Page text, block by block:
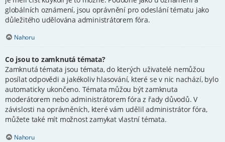
globálních oznámení, jsou oprávnění pro odeslání tématu jako
důležitého udělována administrátorem fóra.
Nahoru
Co jsou to zamknutá témata?
Zamknutá témata jsou témata, do kterých uživatelé nemůžou
posílat odpovědi a jakékoliv hlasování, které se v nic nachází, bylo
automaticky ukončeno. Témata můžou být zamknuta
moderátorem nebo administrátorem fóra z řady důvodů. V
závislosti na oprávněních, které vám udělil administrátor fóra,
můžete také mít možnost zamykat vlastní témata.
Nahoru